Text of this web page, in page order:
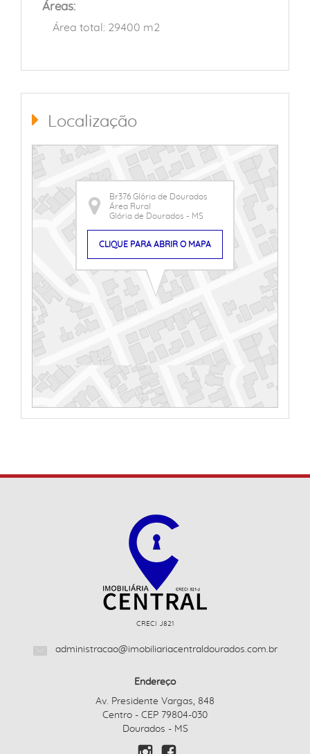
Áreas:
Área total: 29400 m2
Localização
Br376 Glória de Dourados
Área Rural
Glória de Dourados - MS
CLIQUE PARA ABRIR O MAPA
CRECI J821
administracao@imobiliariacentraldourados.com.br
Endereço
Av. Presidente Vargas, 848
Centro - CEP 79804-030
Dourados - MS